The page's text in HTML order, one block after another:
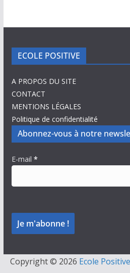
ECOLE POSITIVE
A PROPOS DU SITE
CONTACT
MENTIONS LÉGALES
Politique de confidentialité
Abonnez-vous à notre
E-mail *
Copyright © 2026 Ecole Positive